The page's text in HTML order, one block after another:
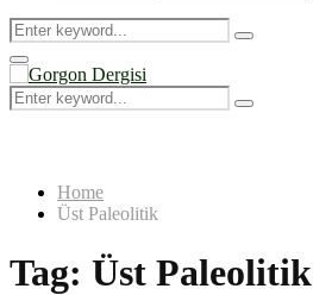
Search
for:
Search
Primary
Menu
Search
for:
Search
Home
Üst Paleolitik
Tag: Üst Paleolitik